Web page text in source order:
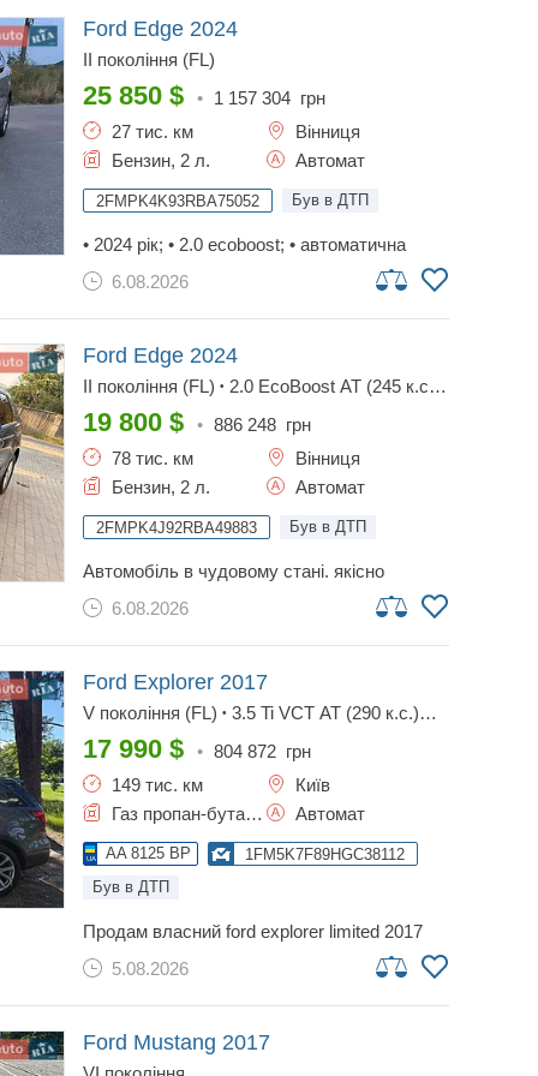
Ford Edge 2024
II покоління (FL)
25 850 $ • 1 157 304 грн
27 тис. км
Вінниця
Бензин, 2 л.
Автомат
2FMPK4K93RBA75052 Був в ДТП
• 2024 рік; • 2.0 ecoboost; • автоматична
коробка передач; • повний привід (awd); •
комплектація titanium. комплектація: • led
кнопкою; • двозонний клімат-контроль; •
підігрів сидінь; • камера заднього виду; •
парктроніки; • apple carplay / android auto; •
круїз-контроль; • сучасні системи безпеки
та допомоги водієві. автомобіль має
відмінний зовнішній вигляд, чистий
доглянутий салон та чудовий технічний
працюють без зауважень.
6.08.2026
Ford Edge 2024
II покоління (FL) • 2.0 EcoBoost AT (245 к.с)
AWD SEL
19 800 $ • 886 248 грн
78 тис. км
Вінниця
Бензин, 2 л.
Автомат
2FMPK4J92RBA49883 Був в ДТП
автомобіль в чудовому стані. якісно
відновлений оригінальними запчастинами.
безпека вся справна, не реставрована. ford
повний привід, двигун 2.0 турбо, розхід від 7
до 10 літрів.
6.08.2026
Ford Explorer 2017
V покоління (FL) • 3.5 Ti VCT AT (290 к.с.)
AWD Limited
17 990 $ • 804 872 грн
149 тис. км
Київ
Газ пропан-бутан / Бензин, 3.5 л.
Автомат
AA 8125 BP
1FM5K7F89HGC38112
Був в ДТП
продам власний ford explorer limited 2017
додатковими опціями. зроблено повне то
interceptor після інтенсивної експлуатації, а
доглянутий преміальний сімейний
5.08.2026
Ford Mustang 2017